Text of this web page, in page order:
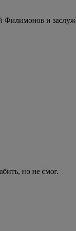
Филимонов и
но не смог.